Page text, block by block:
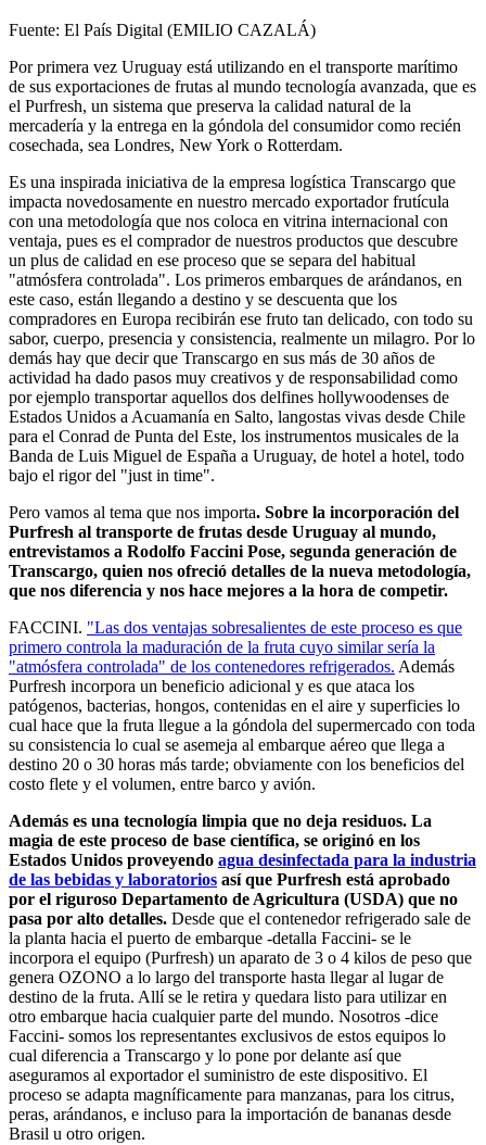
Fuente: El País Digital (EMILIO CAZALÁ)
Por primera vez Uruguay está utilizando en el transporte marítimo
de sus exportaciones de frutas al mundo tecnología avanzada, que es
el Purfresh, un sistema que preserva la calidad natural de la
mercadería y la entrega en la góndola del consumidor como recién
cosechada, sea Londres, New York o Rotterdam.
Es una inspirada iniciativa de la empresa logística Transcargo que
impacta novedosamente en nuestro mercado exportador frutícula
con una metodología que nos coloca en vitrina internacional con
ventaja, pues es el comprador de nuestros productos que descubre
un plus de calidad en ese proceso que se separa del habitual
"atmósfera controlada". Los primeros embarques de arándanos, en
este caso, están llegando a destino y se descuenta que los
compradores en Europa recibirán ese fruto tan delicado, con todo su
sabor, cuerpo, presencia y consistencia, realmente un milagro. Por lo
demás hay que decir que Transcargo en sus más de 30 años de
actividad ha dado pasos muy creativos y de responsabilidad como
por ejemplo transportar aquellos dos delfines hollywoodenses de
Estados Unidos a Acuamanía en Salto, langostas vivas desde Chile
para el Conrad de Punta del Este, los instrumentos musicales de la
Banda de Luis Miguel de España a Uruguay, de hotel a hotel, todo
bajo el rigor del "just in time".
Pero vamos al tema que nos importa. Sobre la incorporación del
Purfresh al transporte de frutas desde Uruguay al mundo,
entrevistamos a Rodolfo Faccini Pose, segunda generación de
Transcargo, quien nos ofreció detalles de la nueva metodología,
que nos diferencia y nos hace mejores a la hora de competir.
FACCINI. "Las dos ventajas sobresalientes de este proceso es que
primero controla la maduración de la fruta cuyo similar sería la
"atmósfera controlada" de los contenedores refrigerados. Además
Purfresh incorpora un beneficio adicional y es que ataca los
patógenos, bacterias, hongos, contenidas en el aire y superficies lo
cual hace que la fruta llegue a la góndola del supermercado con toda
su consistencia lo cual se asemeja al embarque aéreo que llega a
destino 20 o 30 horas más tarde; obviamente con los beneficios del
costo flete y el volumen, entre barco y avión.
Además es una tecnología limpia que no deja residuos. La
magia de este proceso de base científica, se originó en los
Estados Unidos proveyendo agua desinfectada para la industria
de las bebidas y laboratorios así que Purfresh está aprobado
por el riguroso Departamento de Agricultura (USDA) que no
pasa por alto detalles. Desde que el contenedor refrigerado sale de
la planta hacia el puerto de embarque -detalla Faccini- se le
incorpora el equipo (Purfresh) un aparato de 3 o 4 kilos de peso que
genera OZONO a lo largo del transporte hasta llegar al lugar de
destino de la fruta. Allí se le retira y quedara listo para utilizar en
otro embarque hacia cualquier parte del mundo. Nosotros -dice
Faccini- somos los representantes exclusivos de estos equipos lo
cual diferencia a Transcargo y lo pone por delante así que
aseguramos al exportador el suministro de este dispositivo. El
proceso se adapta magníficamente para manzanas, para los citrus,
peras, arándanos, e incluso para la importación de bananas desde
Brasil u otro origen.